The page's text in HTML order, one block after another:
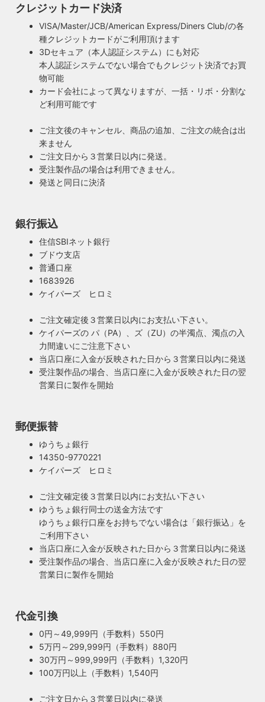
◆もっと詳しく見る
暮らしを照らす名脇役・こだわりのヴィンテー
ジスタイル
計がダサいとイマイチ決まらない。住宅や店舗も同じく照明
がダサいだけでせっかくの良い建築やインテリアも台無しで
す。ハイロミドットコムがこだわるのは、旧き良きアメリカ
のインテリアや工業製品の重厚感やゴージャスさ。それでい
て飽きの来ない無垢さや素朴さを追求したヴィンテージスタ
イルでの提案にこだわっています。
もしもの時も安心・製作担当者が修理を行いま
安心のPSE適合照明・電気用品安全法の遵守
ハイロミドットコムで販売する照明は１点残らずPSE検査に
合格した照明です。製造後や出荷前に検査を行うため、当店
の古い照明も安心してお使い頂けます。当店は製造事業者と
して近畿経済産業局へ特定電気用品以外の電気用品の製造事
業者として届出を行っております。
100年近く前のソケットも復活・特殊な絶縁体
ヴィンテージスタイルの照明製作に欠かせない古いソケッ
ト。何十年、時には100年近く前のソケットシェルを使うこ
ともあります。ところが100年近く前のソケットに使われて
いたインシュレーター（絶縁体）はご覧の通り炭化してボロ
ボロに。当店では専門機関に依頼し、特殊カーボンを使いオ
リジナルのインシュレーターを製造しました。これで100年
クレジットカード決済
VISA/Master/JCB/American Express/Diners Club/の各
種クレジットカードがご利用頂けます
3Dセキュア（本人認証システム）にも対応
本人認証システムでない場合でもクレジット決済でお買
物可能
カード会社によって異なりますが、一括・リボ・分割な
ど利用可能です
ご注文後のキャンセル、商品の追加、ご注文の統合は出
来ません
ご注文日から３営業日以内に発送。
受注製作品の場合は利用できません。
発送と同日に決済
銀行振込
住信SBIネット銀行
ブドウ支店
普通口座
1683926
ケイパーズ ヒロミ
ご注文確定後３営業日以内にお支払い下さい。
ケイパーズの パ（PA）、ズ（ZU）の半濁点、濁点の入
力間違いにご注意下さい
当店口座に入金が反映された日から３営業日以内に発送
受注製作品の場合、当店口座に入金が反映された日の翌
営業日に製作を開始
郵便振替
ゆうちょ銀行
14350-9770221
ケイパーズ ヒロミ
ご注文確定後３営業日以内にお支払い下さい
ゆうちょ銀行同士の送金方法です
ゆうちょ銀行口座をお持ちでない場合は「銀行振込」を
ご利用下さい
当店口座に入金が反映された日から３営業日以内に発送
受注製作品の場合、当店口座に入金が反映された日の翌
営業日に製作を開始
代金引換
0円～49,999円（手数料）550円
5万円～299,999円（手数料）880円
30万円～999,999円（手数料）1,320円
100万円以上（手数料）1,540円
ご注文日から３営業日以内に発送